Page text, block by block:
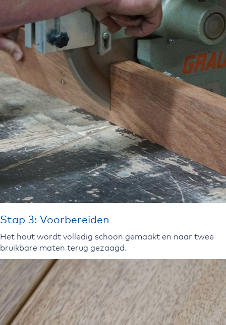
Stap 3: Voorbereiden
Het hout wordt volledig schoon gemaakt en naar twee
bruikbare maten terug gezaagd.